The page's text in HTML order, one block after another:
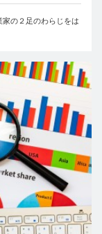
の２足のわらじをは